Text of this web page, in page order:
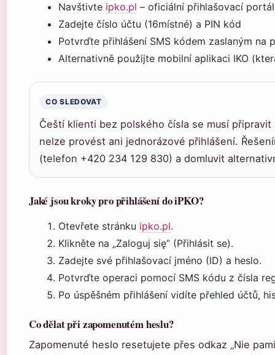
Navštivte ipko.pl – oficiální přihlašovací portál
Zadejte číslo účtu (16místné) a PIN kód
Potvrďte přihlášení SMS kódem zaslaným na
Alternativně použijte mobilní aplikaci IKO
CO SLEDOVAT
Čeští klienti bez polského čísla se musí
nelze provést ani jednorázové přihlášení.
(telefon +420 234 129 830) a domluvit
Jaké jsou kroky pro přihlášení do iPKO?
Otevřete stránku ipko.pl.
Klikněte na „Zaloguj się” (Přihlásit se).
Zadejte své přihlašovací jméno (ID) a heslo.
Potvrďte operaci pomocí SMS kódu z čísla
Po úspěšném přihlášení vidíte přehled účtů,
Co dělat při zapomenutém heslu?
Zapomenuté heslo resetujete přes odkaz „Nie